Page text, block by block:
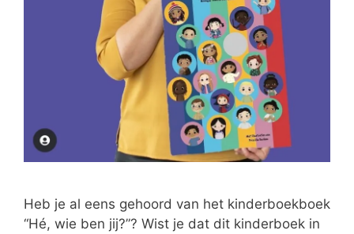
Heb je al eens gehoord van het kinderboekboek
“Hé, wie ben jij?”? Wist je dat dit kinderboek in